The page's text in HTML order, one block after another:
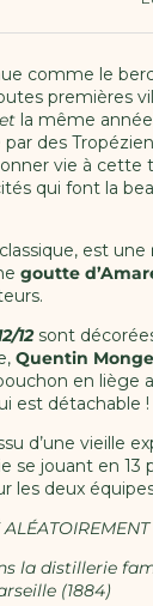
comme le
premières
la même
des
vie à cette
qui font la
est une
goutte
12sont
Quentin Monge
en liège
est détachable !
d’une vieille
se jouant en 13
les deux
la distillerie
(1884)